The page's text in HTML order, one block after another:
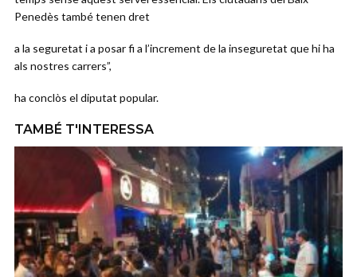
Penedès també tenen dret
a la seguretat i a posar fi a l’increment de la inseguretat que hi ha
als nostres carrers”,
ha conclòs el diputat popular.
TAMBÉ T'INTERESSA